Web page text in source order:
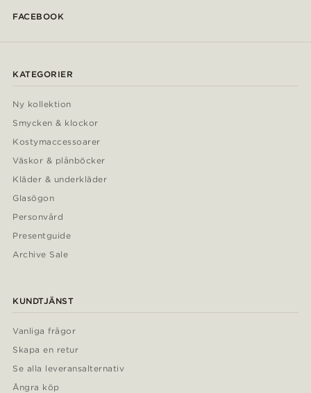
FACEBOOK
KATEGORIER
Ny kollektion
Smycken & klockor
Kostymaccessoarer
Väskor & plånböcker
Kläder & underkläder
Glasögon
Personvård
Presentguide
Archive Sale
KUNDTJÄNST
Vanliga frågor
Skapa en retur
Se alla leveransalternativ
Ångra köp